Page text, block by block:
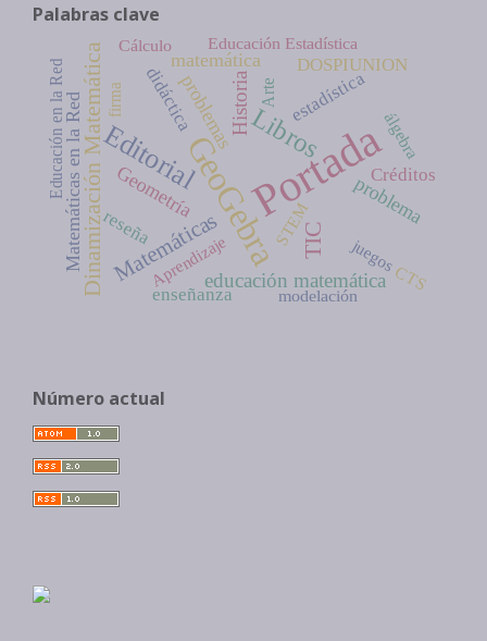
Palabras clave
Portada
GeoGebra
Editorial Libros
TIC
Dinamización MatemáticaMatemáticaseducación matemática
Historia
matemática
Matemáticas en la Red problema
Geometría
problemas estadística
reseña
Créditos
DOSPIUNION
didáctica
enseñanza
Educación Estadística
STEM
Educación en la Red álgebra
Aprendizaje
firma
modelación
Arte
Cálculo
CTS
juegos
Número actual